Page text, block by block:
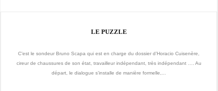
LE PUZZLE
C’est le sondeur Bruno Scapa qui est en charge du dossier d’Horacio Cuisenère,
cireur de chaussures de son état, travailleur indépendant, très indépendant …. Au
départ, le dialogue s’installe de manière formelle,...